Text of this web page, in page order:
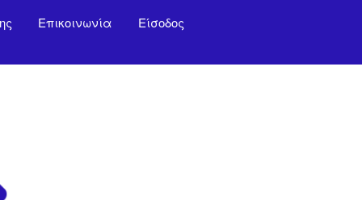
Επικοινωνία
Είσοδος